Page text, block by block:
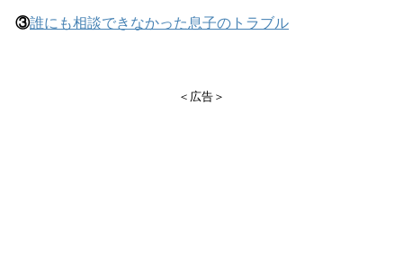
③誰にも相談できなかった息子のトラブル
＜広告＞